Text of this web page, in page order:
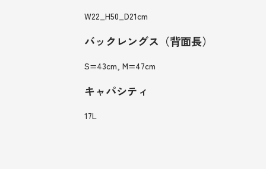
W22_H50_D21cm
バックレングス（背面長）
S=43cm, M=47cm
キャパシティ
17L